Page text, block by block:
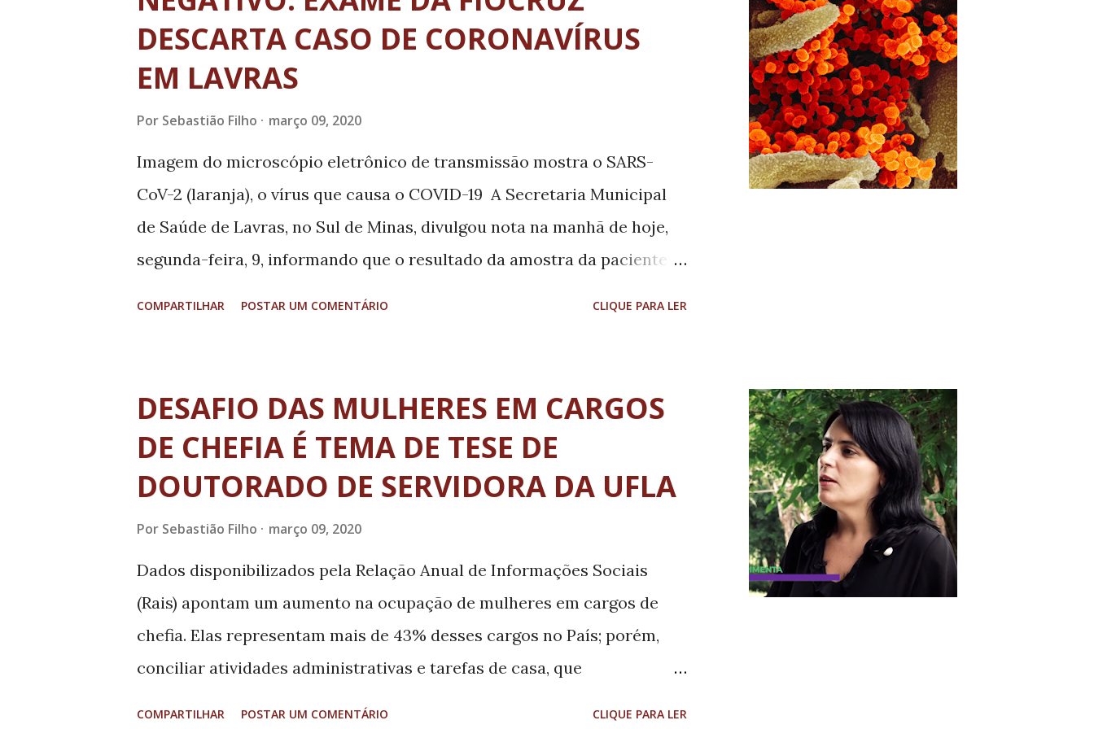
DESCARTA CASO DE CORONAVÍRUS
EM LAVRAS
Por Sebastião Filho março 09, 2020
Imagem do microscópio eletrônico de transmissão mostra o SARS-
CoV-2 (laranja), o vírus que causa o COVID-19 A Secretaria Municipal
de Saúde de Lavras, no Sul de Minas, divulgou nota na manhã de hoje,
segunda-feira, 9, informando que o resultado da amostra da paciente
chegou no dia 26 de fevereiro ao Brasil. Ela viajou sozinha de carro para
Lavras, onde mora. Na manhã o dia seguinte, 27 de fevereiro, às 7h, ela
procurou o Hospital Vaz Monteiro (HVM), com sintomas
característicos do coronavírus (Covid-19), como coriza, sudorese,
"Ressaltamos que todos os procedimentos adotados seguiram o
protocolo de segurança e as normativas do Min...
COMPARTILHAR POSTAR UM COMENTÁRIO CLIQUE PARA LER
DESAFIO DAS MULHERES EM CARGOS
DE CHEFIA É TEMA DE TESE DE
DOUTORADO DE SERVIDORA DA UFLA
Por Sebastião Filho março 09, 2020
Dados disponibilizados pela Relação Anual de Informações Sociais
(Rais) apontam um aumento na ocupação de mulheres em cargos de
chefia. Elas representam mais de 43% desses cargos no País; porém,
conciliar atividades administrativas e tarefas de casa, que
COMPARTILHAR POSTAR UM COMENTÁRIO CLIQUE PARA LER